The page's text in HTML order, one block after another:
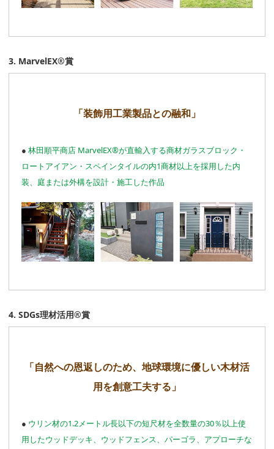
3. MarvelEX®賞
「装飾用工業製品との融和」
● 林田順平商店 MarvelEX®が直輸入する商材ガラスブロック・
ロートアイアン・スペインタイルの内1商材以上を採用した内
装、庭または外構を設計・施工した作品
4. SDGs理材活用®賞
「自然への恩返しのため、地球環境に優しい木材活
用を創意工夫する」
● ウリン材の1.2メートル長以下の短尺材を全数量の30％以上使
用したウッドデッキ、ウッドフェンス、パーゴラ、アプローチな